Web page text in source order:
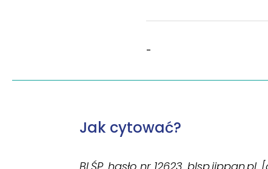
-
Jak cytować?